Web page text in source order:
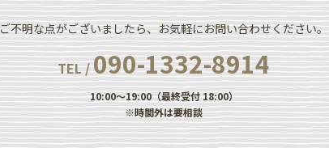
ご不明な点がございましたら、お気軽にお問い合わせください。
TEL / 090-1332-8914
10:00～19:00（最終受付 18:00）
※時間外は要相談